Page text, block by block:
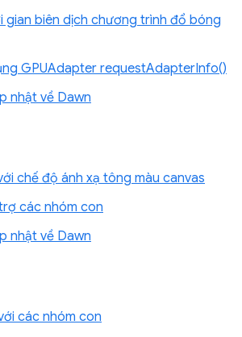
gian biên dịch chương trình đổ bóng
GPUAdapter requestAdapterInfo()
nhật về Dawn
chế độ ánh xạ tông màu canvas
các nhóm con
nhật về Dawn
các nhóm con